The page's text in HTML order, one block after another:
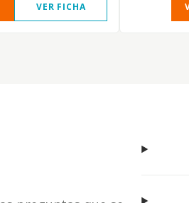
VER FICHA